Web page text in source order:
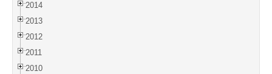
2014
2013
2012
2011
2010